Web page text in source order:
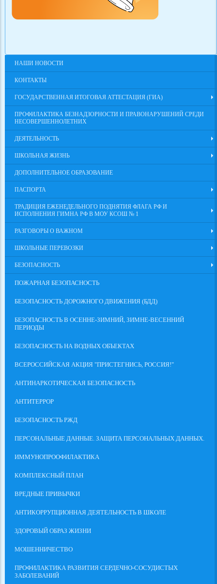
НАШИ НОВОСТИ
КОНТАКТЫ
ГОСУДАРСТВЕННАЯ ИТОГОВАЯ АТТЕСТАЦИЯ (ГИА)
ПРОФИЛАКТИКА БЕЗНАДЗОРНОСТИ И ПРАВОНАРУШЕНИЙ СРЕДИ
НЕСОВЕРШЕННОЛЕТНИХ
ДЕЯТЕЛЬНОСТЬ
ШКОЛЬНАЯ ЖИЗНЬ
ДОПОЛНИТЕЛЬНОЕ ОБРАЗОВАНИЕ
ПАСПОРТА
ТРАДИЦИЯ ЕЖЕНЕДЕЛЬНОГО ПОДНЯТИЯ ФЛАГА РФ И
ИСПОЛНЕНИЯ ГИМНА РФ В МОУ КСОШ № 1
РАЗГОВОРЫ О ВАЖНОМ
ШКОЛЬНЫЕ ПЕРЕВОЗКИ
БЕЗОПАСНОСТЬ
ПОЖАРНАЯ БЕЗОПАСНОСТЬ
БЕЗОПАСНОСТЬ ДОРОЖНОГО ДВИЖЕНИЯ (БДД)
БЕЗОПАСНОСТЬ В ОСЕННЕ-ЗИМНИЙ, ЗИМНЕ-ВЕСЕННИЙ
ПЕРИОДЫ
БЕЗОПАСНОСТЬ НА ВОДНЫХ ОБЪЕКТАХ
ВСЕРОССИЙСКАЯ АКЦИЯ "ПРИСТЕГНИСЬ, РОССИЯ!"
АНТИНАРКОТИЧЕСКАЯ БЕЗОПАСНОСТЬ
АНТИТЕРРОР
БЕЗОПАСНОСТЬ РЖД
ПЕРСОНАЛЬНЫЕ ДАННЫЕ. ЗАЩИТА ПЕРСОНАЛЬНЫХ ДАННЫХ.
ИММУНОПРООФИЛАКТИКА
КОМПЛЕКСНЫЙ ПЛАН
ВРЕДНЫЕ ПРИВЫЧКИ
АНТИКОРРУПЦИОННАЯ ДЕЯТЕЛЬНОСТЬ В ШКОЛЕ
ЗДОРОВЫЙ ОБРАЗ ЖИЗНИ
МОШЕННИЧЕСТВО
ПРОФИЛАКТИКА РАЗВИТИЯ СЕРДЕЧНО-СОСУДИСТЫХ
ЗАБОЛЕВАНИЙ